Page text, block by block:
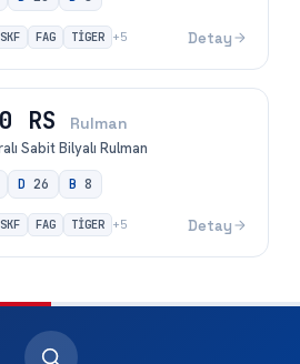
SKF FAG TİGER +5 Detay
RS Rulman
Sabit Bilyalı Rulman
D 26 B 8
SKF FAG TİGER +5 Detay